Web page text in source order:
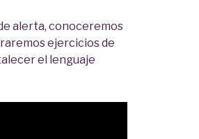
alerta, conoceremos
ejercicios de
el lenguaje